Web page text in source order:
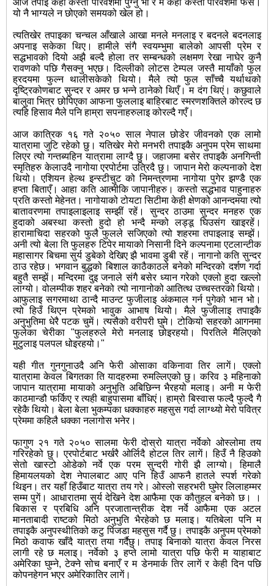
यो नै भाग्यले न छोएको समयको खेल हो।
त्यतिखेर तपाइका चन्चल आँखाले आखा मनले मनलाइ र बदनले बदनलाइ
अपनाइ सकेका थिए। हामीले संगै स्वयम्भुमा बालेको आपसी प्रेम र
सद्धभावको दियो अझै बल्दै होला तर सम्बन्धको लक्षमण रेखा नाघेर कुनै
रावणको पछि गैसक्नु भएछ। दिल्लीको लोटस टेम्पल जस्तै मायाँको फुल
ह्रदयमा फुल्न थालीसकेको थियो। मैले त्यो फुल साँच्चै यर्थाथको
दृष्ट्रिकोणबाट सुन्दर र अमर छ भन्ने ठानेको थिएँ। म दंग थिएं। कछुवाले
बालुवा भित्र छोपिएका आफना फुललाइ बाहिरबाट स्मरणशक्तिले कोरल्द छ
त्यहि हिसाव मैले पनि हाम्रा सपनाहरुलाइ कोरल्दै गएँ।
आज कात्रिक १६ गते २०५० साल नेपाल छोडेर जीवनको एक लामो
यात्रामा जुटि रहेको छु। यतिखेर मेरो मनभरी तपाइकै अनुपम प्रेम साथमा
लिएर त्यो गन्तब्यहिन यात्रामा लाग्दै छु। जहाजमा बसेर तपाइकै अनगिन्ती
स्मृतिहरु केलाउदै नागोया एरपोर्टमा उत्रिदै छु। जापान मेरो कल्पनाको देश
थियो। एशियन हेल्थ इन्स्टीचुट को निमन्त्रणमा नागोया पुगेर झण्डै एक
हप्ता बिताएँ। आहा कति आत्मीकि जापानीहरु। कस्तो सद्धभाव पाहुनाहरु
प्रति कस्तो मेहेनत। नागोयाको टोयटा सिटीमा केही क्षेणको आनन्दमया त्यो
बातावरणमा तपाइलाइलाइ सम्झीं रहें। सुन्दर ठाउमा सुन्दर मनहरु एक
हुदाको अबस्था कस्तो हुदो हो भन्दै मन्को लड्डू घिउसंग खाइरहें।
हारामाचिदा सहरको फुलै फुलले सजिएको त्यो शहरमा तपाइलाइ सम्झें।
अनी त्यो बेला ति फुलहरु टिपेर मायाको निसानी दिने कल्पनामा एटलान्टीक
महासागर बिचमा सुर्य डुबेको देखिए झै भावमा डुबी रहें। नागानो कति सुन्दर
ठाउ रहेछ। भगवान बुद्धको बिशाल काठैकाठले बनेको मन्दिरको दर्शण गर्दा
बहुतै सम्झें। मन्दिरमा दुइ जनाले संगै बसेर ध्यान गरेको एक्लो हुदा खल्लो
लाग्यो। वोलम्पीक शहर बनेको त्यो नागानोको आतित्थ उच्चस्तरको थियो।
आफुलाइ सगरमाथा ठान्दै माउन्ट फुजीलाइ अंकमाल गर्न पुगेको भान भो।
त्यो हिउँ थिएन प्रेमको भावुक आभाष थियो। मैले फुजीलाइ तपाइकै
अनुभुतिमा धेरै पटक चुमें। त्यसैको वरीपरी घुमे। टोकियो सहरको आगनमा
फुलेका चेरीका "फुलहरुले मेरो मनलाइ छोइरहयो। पिरतिले मैलिएको
मुटुलाइ पलपल धोइरहयो।"
यही गीत गुनगुनाउदै अनि फेरी ओसाका वकिनावा तिर लागें। एक्लो
यात्रामा केवल बिगतका ति यादहरुमा रुमल्लिएको छु। करिव ३ महिनाको
जापान यात्रामा मायाको अनुभुति अबिछिन्न भैरहयो मलाइ। अनी म फेरी
काठमान्डौ फर्किए र त्यही बाहुपासमा बाँधिएं। हाम्रो बिस्वास फल्दै फुल्दै गै
रहेकै थियो। बेला बेला भुकम्पका धक्काहरु महसुस गर्दा लाग्थ्यो मेरो पवित्र
प्रेममा कहिलै धक्का नलागोस भनेर।
फागुण २१ गते २०५० सालमा फेरी दोस्रो यात्रा नर्वेको ओस्लोमा तय
गरिरहेको छु। एरपोर्टबाट भर्खरै ओर्लिदै होटल तिर लागें। हिउँ नै हिउको
सेतो खास्टो ओडेको नर्वे एक परम सुन्दरी गोरी झै लाग्यो। हिमालै
हिमायलयको देश नेपालबाट आए पनि हिउँ आफनै हातले स्पर्श गरेको
थिइन। तर यहाँ हिउँबाट यात्रा तय गरे। ओस्लो सहरभरी घुमेर लिलाहम्मर
सम्म पुगें। आधारातमा सुर्य देखिने देश आफैमा एक कौतुहल बनेको छ। ।
बिकास र प्रबिधि अनि प्रजातान्त्रीक देश नर्वे आफैमा एक अटल
मानताबादी राष्टको मिठो अनुभुति भैरहेको छ मलाइ। यतिबेला पनि म
तपाइकै अनुपस्थीतिको कटु पिंजडा महसुस गर्दै छु। तपाइकै अनुपम प्रेमको
मिठो कवाफ खाँदै यात्रा तया गर्दैछु। तपाइ बिनाको यात्रा केवल निरस
लागी रहे छ मलाइ। नर्वेको ३ हप्ते लामो यात्रा पछि फेरी म याहाबाट
अमेरिका घुम्ने, टेक्ने सोच बनाएँ र म डेनमार्क तिर लागें र केही दिन पछि
कोपनहेगन भएर अमेरिकातिर लागें।